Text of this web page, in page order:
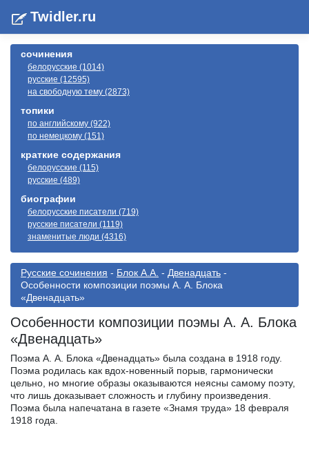
Twidler.ru
сочинения
белорусские (1014)
русские (12595)
на свободную тему (2873)
топики
по английскому (922)
по немецкому (151)
краткие содержания
белорусские (115)
русские (489)
биографии
белорусские писатели (719)
русские писатели (1119)
знаменитые люди (4316)
Русские сочинения - Блок А.А. - Двенадцать -
Особенности композиции поэмы А. А. Блока
«Двенадцать»
Особенности композиции поэмы А. А. Блока
«Двенадцать»
Поэма А. А. Блока «Двенадцать» была создана в 1918 году.
Поэма родилась как вдох-новенный порыв, гармонически
цельно, но многие образы оказываются неясны самому поэту,
что лишь доказывает сложность и глубину произведения.
Поэма была напечатана в газете «Знамя труда» 18 февраля
1918 года.